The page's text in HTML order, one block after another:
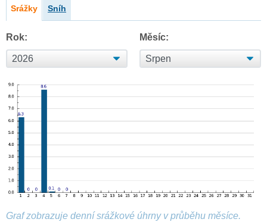
Srážky Sníh
Rok: Měsíc:
Graf zobrazuje denní srážkové úhrny v průběhu měsíce.